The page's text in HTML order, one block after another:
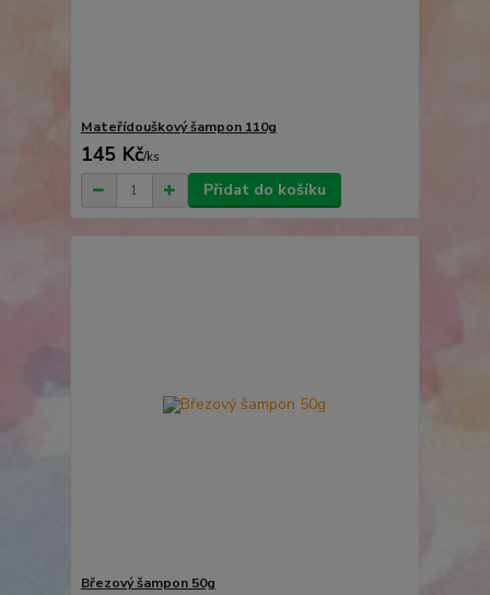
Mateřídouškový šampon 110g
145 Kč/ks
Přidat do košíku
Březový šampon 50g